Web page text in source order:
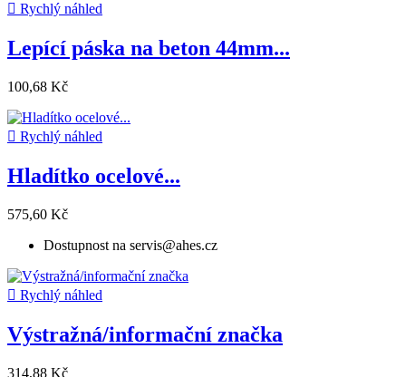
 Rychlý náhled
Lepící páska na beton 44mm...
100,68 Kč
 Rychlý náhled
Hladítko ocelové...
575,60 Kč
Dostupnost na servis@ahes.cz
 Rychlý náhled
Výstražná/informační značka
314,88 Kč